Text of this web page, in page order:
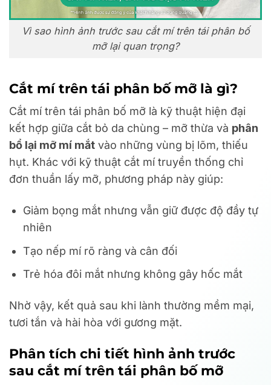
Vì sao hình ảnh trước sau cắt mí trên tái phân bố
mỡ lại quan trọng?
Cắt mí trên tái phân bố mỡ là gì?
Cắt mí trên tái phân bố mỡ là kỹ thuật hiện đại
kết hợp giữa cắt bỏ da chùng – mỡ thừa và phân
bổ lại mỡ mí mắt vào những vùng bị lõm, thiếu
hụt. Khác với kỹ thuật cắt mí truyền thống chỉ
đơn thuần lấy mỡ, phương pháp này giúp:
Giảm bọng mắt nhưng vẫn giữ được độ đầy tự
nhiên
Tạo nếp mí rõ ràng và cân đối
Trẻ hóa đôi mắt nhưng không gây hốc mắt
Nhờ vậy, kết quả sau khi lành thường mềm mại,
tươi tắn và hài hòa với gương mặt.
Phân tích chi tiết hình ảnh trước
sau cắt mí trên tái phân bố mỡ